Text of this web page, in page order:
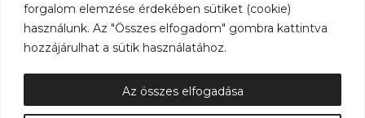
forgalom elemzése érdekében sütiket (cookie)
használunk. Az "Összes elfogadom" gombra kattintva
hozzájárulhat a sütik használatához.
Az összes elfogadása